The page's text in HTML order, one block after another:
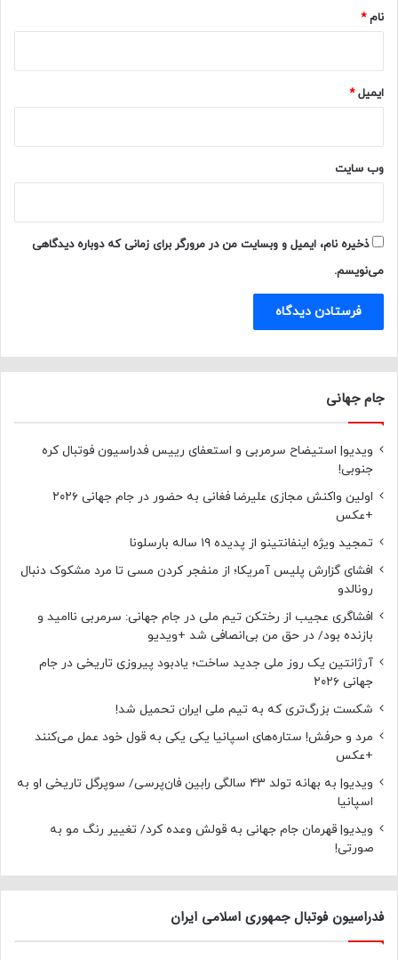
نام*
ایمیل*
وب‌ سایت
ذخیره نام، ایمیل و وبسایت من در مرورگر برای زمانی که دوباره دیدگاهی
می‌نویسم.
جام جهانی
ویدیو| استیضاح سرمربی و استعفای رییس فدراسیون فوتبال کره
جنوبی!
اولین واکنش مجازی علیرضا فغانی به حضور در جام جهانی ۲۰۲۶
+عکس
تمجید ویژه اینفانتینو از پدیده ۱۹ ساله بارسلونا
افشای گزارش پلیس آمریکا؛ از منفجر کردن مسی تا مرد مشکوک دنبال
رونالدو
افشاگری عجیب از رختکن تیم ملی در جام جهانی: سرمربی ناامید و
بازنده بود/ در حق من بی‌انصافی شد +ویدیو
آرژانتین یک روز ملی جدید ساخت؛ یادبود پیروزی تاریخی در جام
جهانی ۲۰۲۶
شکست بزرگ‌تری که به تیم ملی ایران تحمیل شد!
مرد و حرفش! ستاره‌های اسپانیا یکی یکی به قول خود عمل می‌کنند
+عکس
ویدیو| به بهانه تولد ۴۳ سالگی رابین فان‌پرسی/ سوپرگل تاریخی او به
اسپانیا
ویدیو| قهرمان جام جهانی به قولش وعده کرد/ تغییر رنگ مو به
صورتی!
فدراسیون فوتبال جمهوری اسلامی ایران